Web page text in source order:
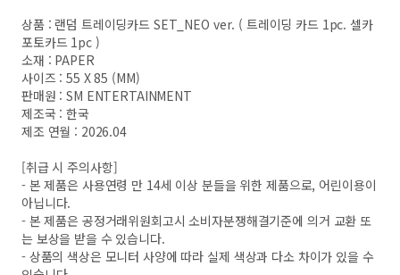
상품 : 랜덤 트레이딩카드 SET_NEO ver. ( 트레이딩 카드 1pc. 셀카
포토카드 1pc )
소재 : PAPER
사이즈 : 55 X 85 (MM)
판매원 : SM ENTERTAINMENT
제조국 : 한국
제조 연월 : 2026.04
[취급 시 주의사항]
- 본 제품은 사용연령 만 14세 이상 분들을 위한 제품으로, 어린이용이
아닙니다.
- 본 제품은 공정거래위원회고시 소비자분쟁해결기준에 의거 교환 또
는 보상을 받을 수 있습니다.
- 상품의 색상은 모니터 사양에 따라 실제 색상과 다소 차이가 있을 수